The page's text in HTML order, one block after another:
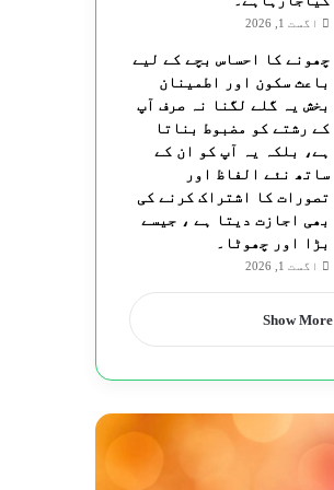
اگست 1, 2026
چھونے کا احساس بچے کے لیے
باعث سکون اور اطمینان
بخش یہ گلے لگنا نہ صرف آپ
کے رشتے کو مضبوط بناتا
ہے، بلکہ یہ آپ کو ان کے
ساتھ نئے الفاظ اور
تصورات کا اشتراک کرنے کی
بھی اجازت دیتا ہے ، جیسے
بڑا اور چھوٹا۔
اگست 1, 2026
Show More